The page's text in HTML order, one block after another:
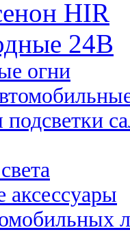
HIR
24B
огни